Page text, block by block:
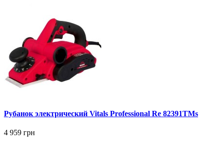
Рубанок электрический Vitals Professional Re 82391TMs
4 959 грн